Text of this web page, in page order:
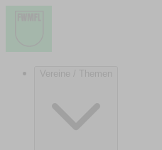
Vereine / Themen